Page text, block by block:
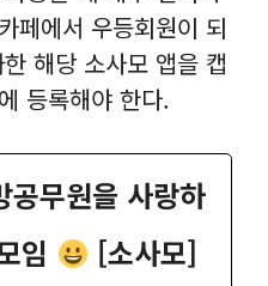
페에서 우등회원이 되
해당 소사모 앱을 캡
등록해야 한다.
공무원을 사랑하
임
[소사모]